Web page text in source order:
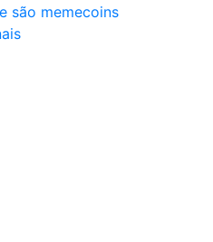
são memecoins